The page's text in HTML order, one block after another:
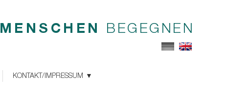
MENSCHEN BEGEGNEN
KONTAKT/IMPRESSUM